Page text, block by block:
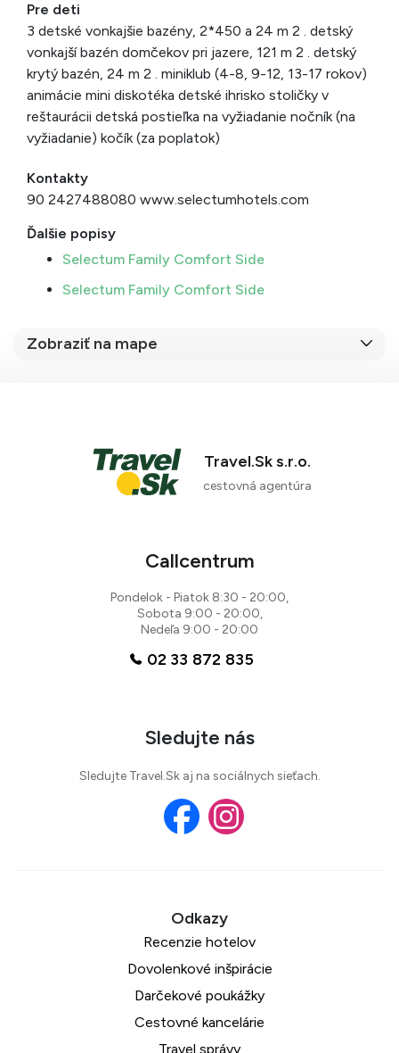
Pre deti
3 detské vonkajšie bazény, 2*450 a 24 m 2 . detský
vonkajší bazén domčekov pri jazere, 121 m 2 . detský
krytý bazén, 24 m 2 . miniklub (4-8, 9-12, 13-17 rokov)
animácie mini diskotéka detské ihrisko stoličky v
reštaurácii detská postieľka na vyžiadanie nočník (na
vyžiadanie) kočík (za poplatok)
Kontakty
90 2427488080 www.selectumhotels.com
Ďalšie popisy
Selectum Family Comfort Side
Selectum Family Comfort Side
Zobraziť na mape
Travel.Sk s.r.o.
cestovná agentúra
Callcentrum
Pondelok - Piatok 8:30 - 20:00,
Sobota 9:00 - 20:00,
Nedeľa 9:00 - 20:00
02 33 872 835
Sledujte nás
Sledujte Travel.Sk aj na sociálnych sieťach.
Recenzie hotelov
Dovolenkové inšpirácie
Darčekové poukážky
Cestovné kancelárie
Travel správy